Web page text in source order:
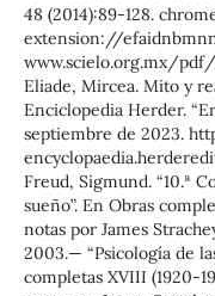
48 (2014):89-128.
extension://
www.scielo.org.mx/
Eliade, Mircea. Mito y
Enciclopedia Herder.
septiembre de 2023.
Freud, Sigmund. “10.ª
sueño”. En Obras
notas por James
2003.— “Psicología de
completas XVIII (1920-